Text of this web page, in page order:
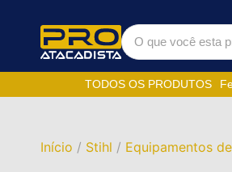
TODOS OS PRODUTOS
Início / Stihl / Equipamentos